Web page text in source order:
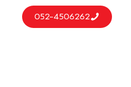
052-4506262